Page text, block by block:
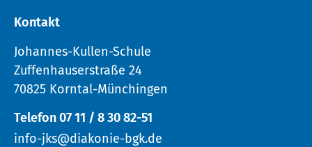
Kontakt
Johannes-Kullen-Schule
Zuffenhauserstraße 24
70825 Korntal-Münchingen
Telefon 07 11 / 8 30 82-51
info-jks@diakonie-bgk.de